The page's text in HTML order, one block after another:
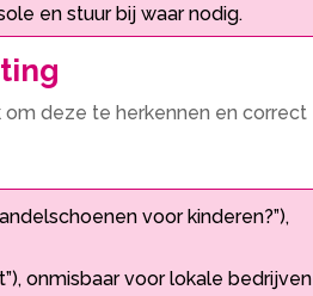
en stuur bij waar nodig.​
deze te herkennen en correct
voor kinderen?”),
onmisbaar voor lokale bedrijven